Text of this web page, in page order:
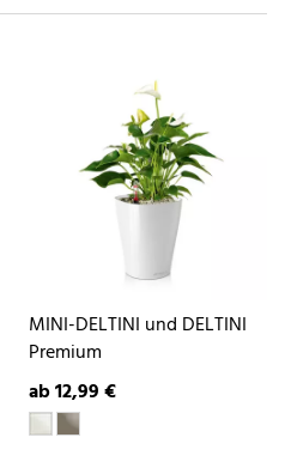
MINI-DELTINI und DELTINI
Premium
ab 12,99 €